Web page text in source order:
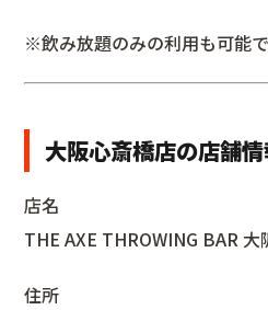
※飲み放題のみの利用も可能で
大阪心斎橋店の店舗
店名
THE AXE THROWING BAR 大
住所